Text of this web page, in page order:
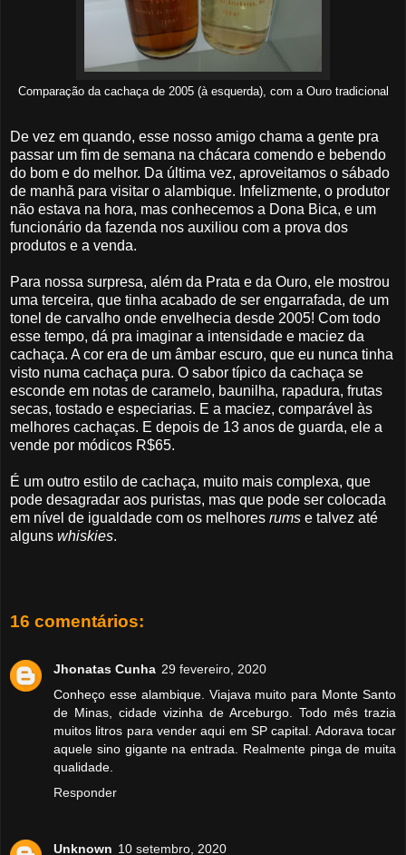
Comparação da cachaça de 2005 (à esquerda), com a Ouro tradicional
De vez em quando, esse nosso amigo chama a gente pra
passar um fim de semana na chácara comendo e bebendo
do bom e do melhor. Da última vez, aproveitamos o sábado
de manhã para visitar o alambique. Infelizmente, o produtor
não estava na hora, mas conhecemos a Dona Bica, e um
funcionário da fazenda nos auxiliou com a prova dos
produtos e a venda.
Para nossa surpresa, além da Prata e da Ouro, ele mostrou
uma terceira, que tinha acabado de ser engarrafada, de um
tonel de carvalho onde envelhecia desde 2005! Com todo
esse tempo, dá pra imaginar a intensidade e maciez da
cachaça. A cor era de um âmbar escuro, que eu nunca tinha
visto numa cachaça pura. O sabor típico da cachaça se
esconde em notas de caramelo, baunilha, rapadura, frutas
secas, tostado e especiarias. E a maciez, comparável às
melhores cachaças. E depois de 13 anos de guarda, ele a
vende por módicos R$65.
É um outro estilo de cachaça, muito mais complexa, que
pode desagradar aos puristas, mas que pode ser colocada
em nível de igualdade com os melhores rums e talvez até
alguns whiskies.
16 comentários:
Jhonatas Cunha 29 fevereiro, 2020
Conheço esse alambique. Viajava muito para Monte Santo
de Minas, cidade vizinha de Arceburgo. Todo mês trazia
muitos litros para vender aqui em SP capital. Adorava tocar
aquele sino gigante na entrada. Realmente pinga de muita
qualidade.
Responder
Unknown 10 setembro, 2020